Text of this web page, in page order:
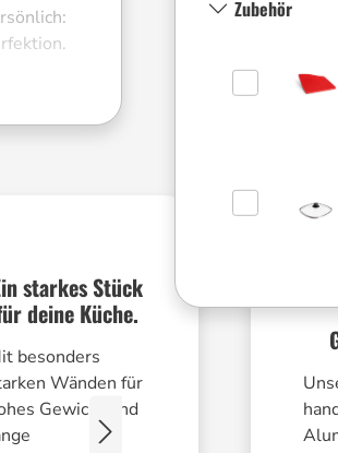
Zubehör
der
Made im
starkes Stück
deine Küche.
besonders
Wänden für
Gewicht und